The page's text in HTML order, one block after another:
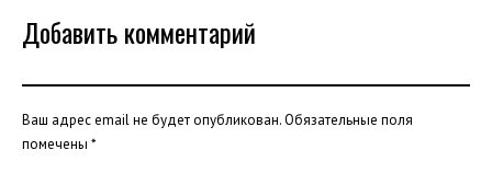
Добавить комментарий
Ваш адрес email не будет опубликован.Обязательные поля
помечены *